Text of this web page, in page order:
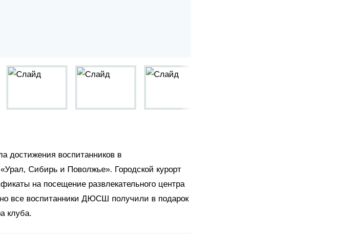
достижения воспитанников в
Сибирь и Поволжье». Городской курорт
на посещение развлекательного центра
все воспитанники ДЮСШ получили в подарок
клуба.